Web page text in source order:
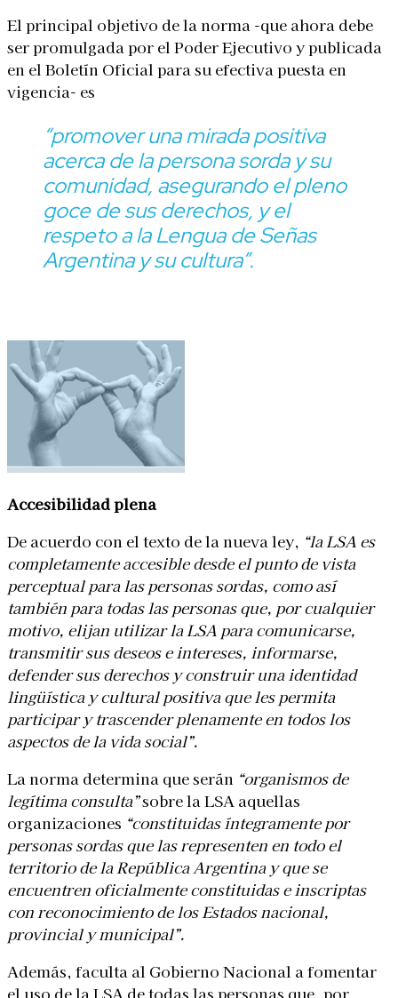
El principal objetivo de la norma -que ahora debe
ser promulgada por el Poder Ejecutivo y publicada
en el Boletín Oficial para su efectiva puesta en
vigencia- es
“promover una mirada positiva
acerca de la persona sorda y su
comunidad, asegurando el pleno
goce de sus derechos, y el
respeto a la Lengua de Señas
Argentina y su cultura”.
Accesibilidad plena
De acuerdo con el texto de la nueva ley, “la LSA es
completamente accesible desde el punto de vista
perceptual para las personas sordas, como así
también para todas las personas que, por cualquier
motivo, elijan utilizar la LSA para comunicarse,
transmitir sus deseos e intereses, informarse,
defender sus derechos y construir una identidad
lingüística y cultural positiva que les permita
participar y trascender plenamente en todos los
aspectos de la vida social”.
La norma determina que serán “organismos de
legítima consulta”sobre la LSA aquellas
organizaciones “constituidas íntegramente por
personas sordas que las representen en todo el
territorio de la República Argentina y que se
encuentren oficialmente constituidas e inscriptas
con reconocimiento de los Estados nacional,
provincial y municipal”.
Además, faculta al Gobierno Nacional a fomentar
el uso de la LSA de todas las personas que, por